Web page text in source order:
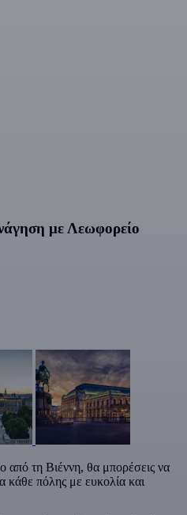
με Λεωφορείο
από τη Βιέννη, θα μπορέσεις να
κάθε πόλης με ευκολία και